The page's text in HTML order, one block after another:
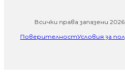
Всички права запазени
ПоверителностУсловия за